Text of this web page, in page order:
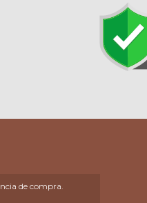
de compra.